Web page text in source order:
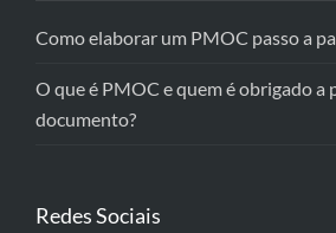
Como elaborar um PMOC passo a
O que é PMOC e quem é obrigado a
documento?
Redes Sociais